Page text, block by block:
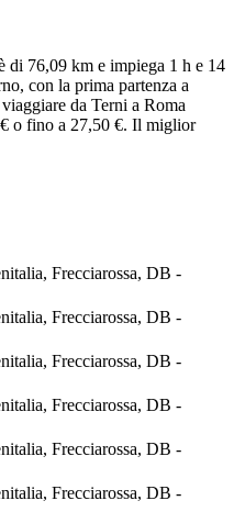
di 76,09 km e impiega 1 h e 14
con la prima partenza a
da Terni a Roma
o fino a 27,50 €. Il miglior
Frecciarossa, DB -
Frecciarossa, DB -
Frecciarossa, DB -
Frecciarossa, DB -
Frecciarossa, DB -
Frecciarossa, DB -